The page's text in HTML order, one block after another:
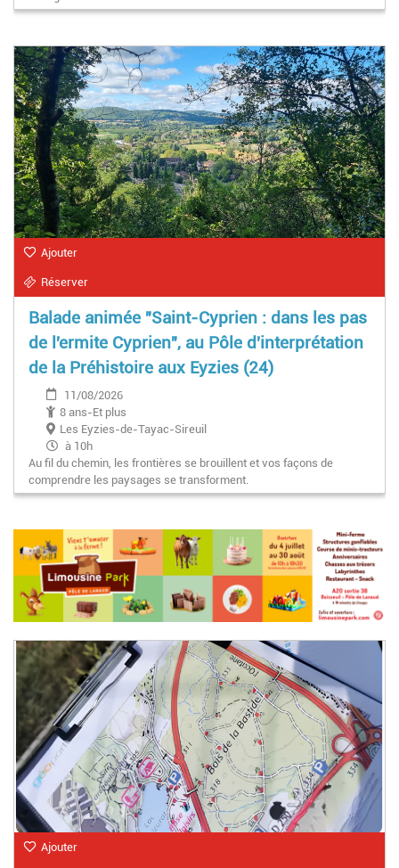
Ajouter
Réserver
Balade animée "Saint-Cyprien : dans les pas
de l'ermite Cyprien", au Pôle d'interprétation
de la Préhistoire aux Eyzies (24)
11/08/2026
8 ans-Et plus
Les Eyzies-de-Tayac-Sireuil
à 10h
Au fil du chemin, les frontières se brouillent et vos façons de
comprendre les paysages se transforment.
Ajouter